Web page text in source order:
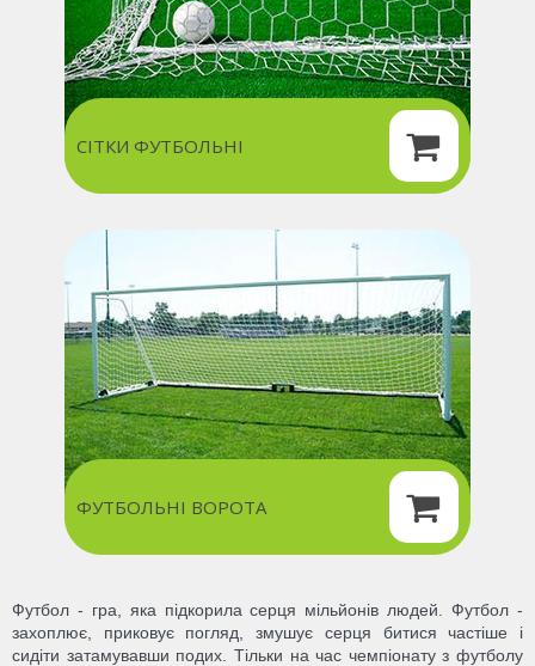
СІТКИ ФУТБОЛЬНІ
ФУТБОЛЬНІ ВОРОТА
Футбол - гра, яка підкорила серця мільйонів людей. Футбол -
захоплює, приковує погляд, змушує серця битися частіше і
сидіти затамувавши подих. Тільки на час чемпіонату з футболу